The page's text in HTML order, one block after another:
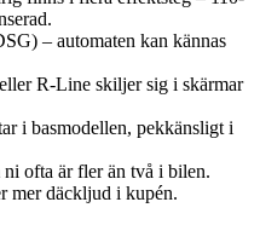
– automaten kan kännas
R-Line skiljer sig i skärmar
i basmodellen, pekkänsligt i
ofta är fler än två i bilen.
mer däckljud i kupén.